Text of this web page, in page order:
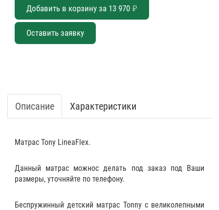
Добавить в корзину за 13 970 ₽
Оставить заявку
Описание Характеристики
Матрас Tony LineaFlex.
Данный матрас можнос делать под заказ под Ваши
размеры, уточняйте по телефону.
Беспружинный детский матрас Tonny с великолепными